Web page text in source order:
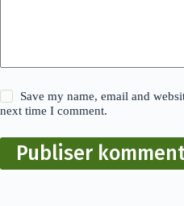
Save my name, email and
next time I comment.
Publiser